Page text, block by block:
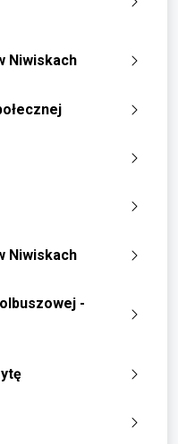
Niwiskach
Niwiskach
-